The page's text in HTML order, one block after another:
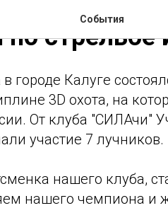
События
стрельбе
в городе Калуге
3D охота, на
От клуба
участие 7 лучников.
нашего клуба,
нашего чемпиона и